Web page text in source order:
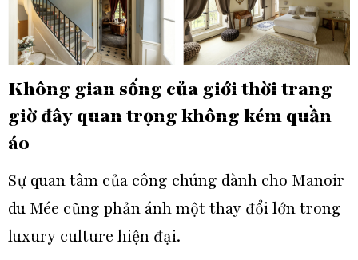
Không gian sống của giới thời trang
giờ đây quan trọng không kém quần
áo
Sự quan tâm của công chúng dành cho Manoir
du Mée cũng phản ánh một thay đổi lớn trong
luxury culture hiện đại.